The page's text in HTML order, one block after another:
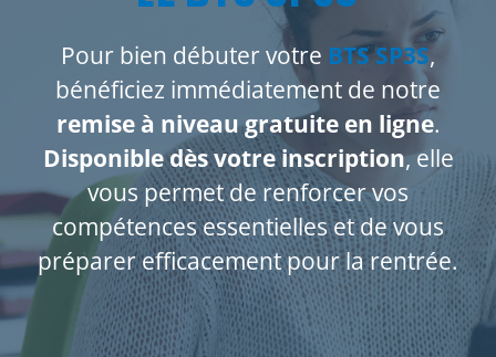
Pour bien débuter votre BTS SP3S,
bénéficiez immédiatement de notre
remise à niveau gratuite en ligne.
Disponible dès votre inscription, elle
vous permet de renforcer vos
compétences essentielles et de vous
préparer efficacement pour la rentrée.